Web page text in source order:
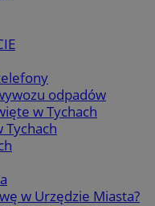
odpadów
w Tychach
Tychach
w Urzędzie Miasta?